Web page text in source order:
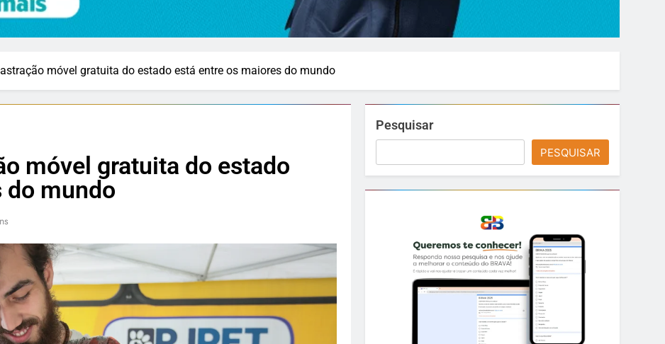
móvel gratuita do estado está entre os maiores do mundo
móvel gratuita do estado
do mundo
Pesquisar
PESQUISAR